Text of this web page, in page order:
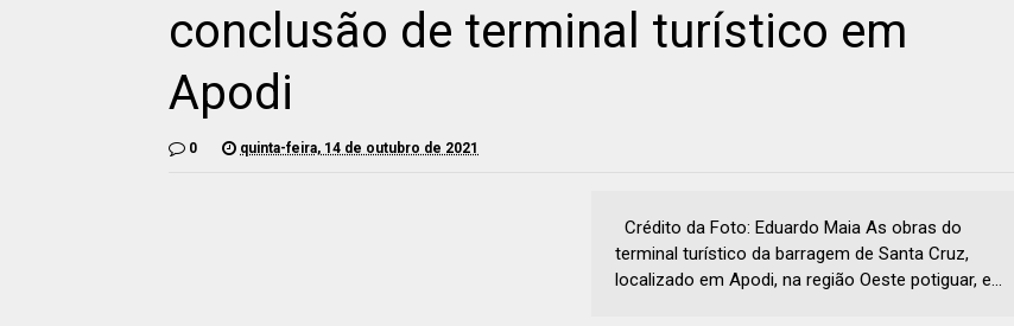
conclusão de terminal turístico em
Apodi
0 quinta-feira, 14 de outubro de 2021
Crédito da Foto: Eduardo Maia As obras do
terminal turístico da barragem de Santa Cruz,
localizado em Apodi, na região Oeste potiguar, e...